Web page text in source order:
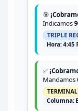
🎯
Indicamos
TRIPLE
Hora:4:45
✅
Mandamos
Columna: